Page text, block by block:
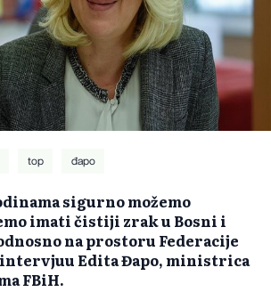
top đapo
sigurno možemo
imati čistiji zrak u Bosni i
na prostoru Federacije
intervjuu Edita Đapo, ministrica
FBiH.